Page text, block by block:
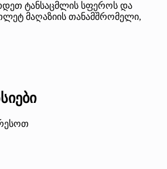
ტანსაცმლის სფეროს და
მაღაზიის თანამშრომელი,